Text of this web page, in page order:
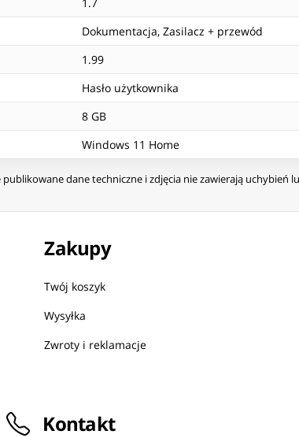
Dokumentacja, Zasilacz + przewód
1.99
Hasło użytkownika
8 GB
Windows 11 Home
dane techniczne i zdjęcia nie zawierają uchybień
Zakupy
Twój koszyk
Wysyłka
Zwroty i reklamacje
Kontakt